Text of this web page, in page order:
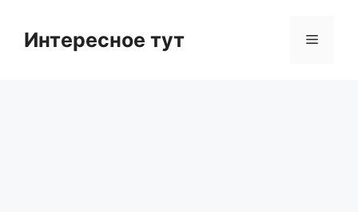
contentИнтересное тут Menu